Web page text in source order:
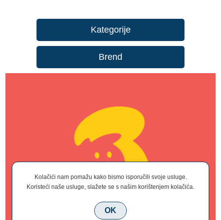
Kategorije
Brend
Kolačići nam pomažu kako bismo isporučili svoje usluge.
Koristeći naše usluge, slažete se s našim korištenjem kolačića.
OK